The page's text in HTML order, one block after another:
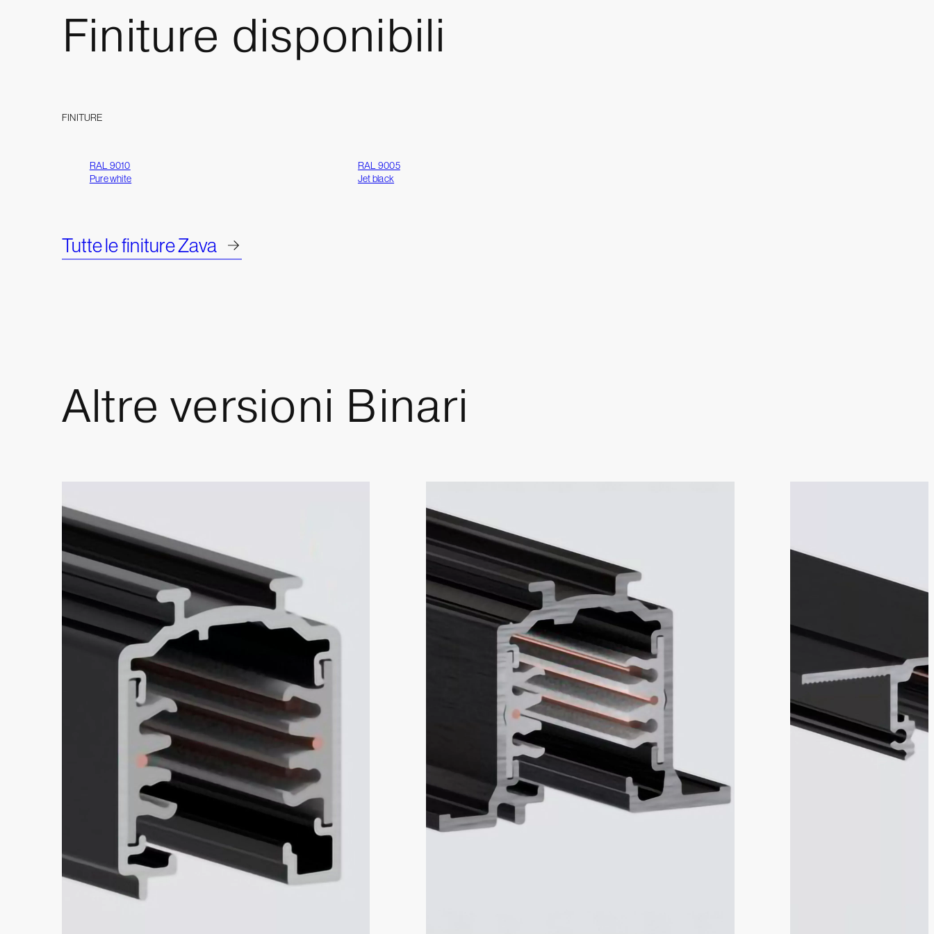
Finiture disponibili
FINITURE
RAL 9010
Pure white
RAL 9005
Jet black
Tutte le finiture Zava
Altre versioni Binari